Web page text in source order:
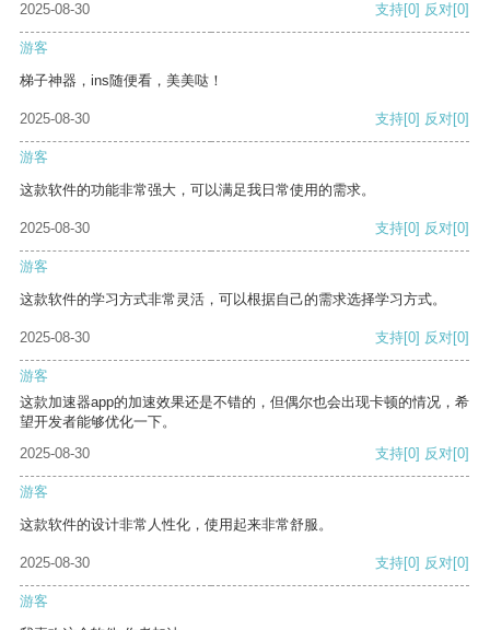
2025-08-30 支持[0] 反对[0]
游客
梯子神器，ins随便看，美美哒！
2025-08-30 支持[0] 反对[0]
游客
这款软件的功能非常强大，可以满足我日常使用的需求。
2025-08-30 支持[0] 反对[0]
游客
这款软件的学习方式非常灵活，可以根据自己的需求选择学习方式。
2025-08-30 支持[0] 反对[0]
游客
这款加速器app的加速效果还是不错的，但偶尔也会出现卡顿的情况，希
望开发者能够优化一下。
2025-08-30
支持[0] 反对[0]
游客
这款软件的设计非常人性化，使用起来非常舒服。
2025-08-30 支持[0] 反对[0]
游客